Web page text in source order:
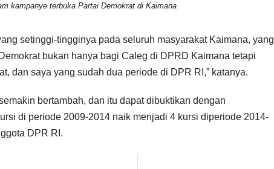
kampanye terbuka Partai Demokrat di Kaimana
setinggi-tingginya pada seluruh masyarakat Kaimana, yang
bukan hanya bagi Caleg di DPRD Kaimana tetapi
dan saya yang sudah dua periode di DPR RI,” katanya.
bertambah, dan itu dapat dibuktikan dengan
di periode 2009-2014 naik menjadi 4 kursi diperiode 2014-
DPR RI.